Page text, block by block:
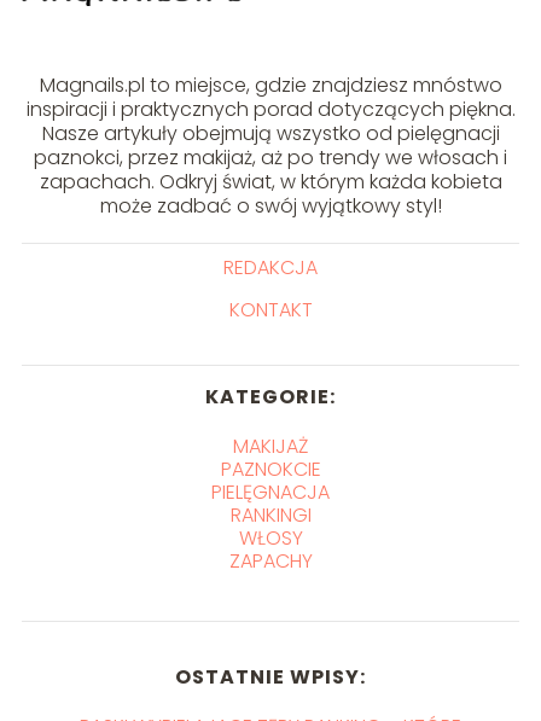
Magnails.pl to miejsce, gdzie znajdziesz mnóstwo
inspiracji i praktycznych porad dotyczących piękna.
Nasze artykuły obejmują wszystko od pielęgnacji
paznokci, przez makijaż, aż po trendy we włosach i
zapachach. Odkryj świat, w którym każda kobieta
może zadbać o swój wyjątkowy styl!
REDAKCJA
KONTAKT
KATEGORIE:
MAKIJAŻ
PAZNOKCIE
PIELĘGNACJA
RANKINGI
WŁOSY
ZAPACHY
OSTATNIE WPISY: